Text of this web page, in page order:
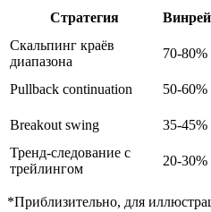
Стратегия
Скальпинг краёв
диапазона
70-80%
Pullback continuation 50-60%
Breakout swing 35-45%
Тренд-следование с
трейлингом
20-30%
*Приблизительно, для